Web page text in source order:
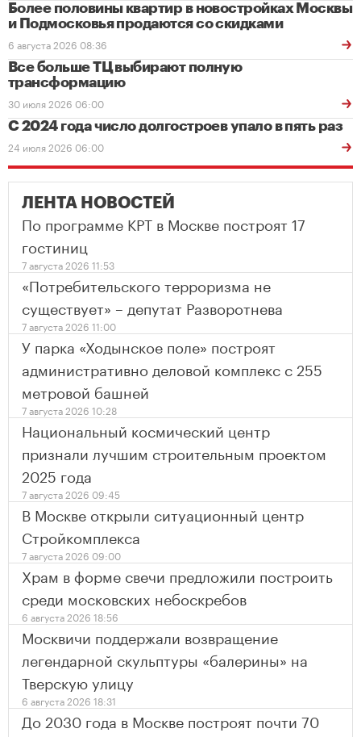
Более половины квартир в новостройках Москвы
и Подмосковья продаются со скидками
6 августа 2026 08:36
Все больше ТЦ выбирают полную
трансформацию
30 июля 2026 06:00
С 2024 года число долгостроев упало в пять раз
24 июля 2026 06:00
ЛЕНТА НОВОСТЕЙ
По программе КРТ в Москве построят 17
гостиниц
7 августа 2026 11:53
«Потребительского терроризма не
существует» – депутат Разворотнева
7 августа 2026 11:00
У парка «Ходынское поле» построят
административно деловой комплекс с 255
метровой башней
7 августа 2026 10:28
Национальный космический центр
признали лучшим строительным проектом
2025 года
7 августа 2026 09:45
В Москве открыли ситуационный центр
Стройкомплекса
7 августа 2026 09:00
Храм в форме свечи предложили построить
среди московских небоскребов
6 августа 2026 18:56
Москвичи поддержали возвращение
легендарной скульптуры «балерины» на
Тверскую улицу
6 августа 2026 18:31
До 2030 года в Москве построят почти 70